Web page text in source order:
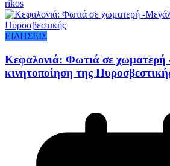
rikos
ΕΙΔΗΣΕΙΣ
Κεφαλονιά: Φωτιά σε
κινητοποίηση της